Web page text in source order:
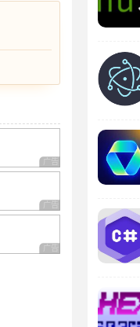
广告 商业广告，理性选择
广告 商业广告，理性选择
广告 商业广告，理性选择